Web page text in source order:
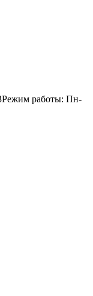
Режим работы: Пн-